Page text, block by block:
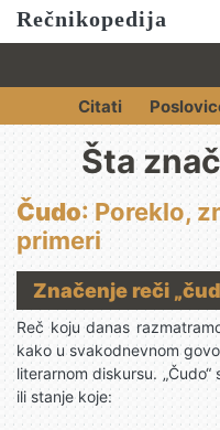
Rečnikopedija
Citati
Šta
Čudo: Poreklo,
primeri
Značenje reči
Reč koju danas
kako u svakodnevnom
literarnom diskursu.
ili stanje koje: